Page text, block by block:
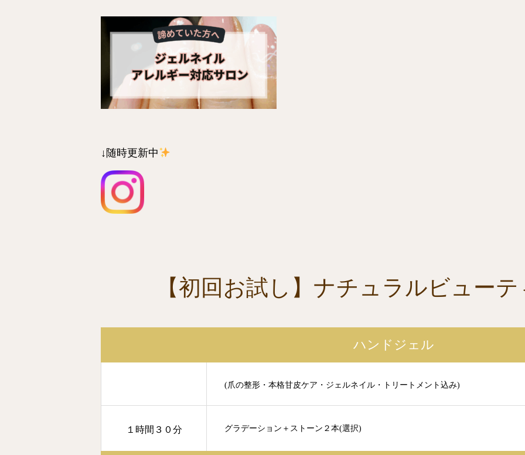
↓随時更新中
【初回お試し】ナチュラルビュー
ハンドジェル
(爪の整形・本格甘皮ケア・ジェルネイル・トリートメント込み)
１時間３０分 グラデーション＋ストーン２本(選択)